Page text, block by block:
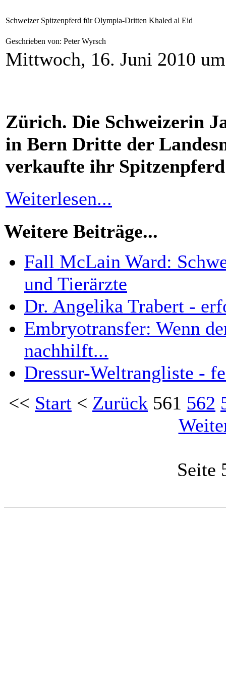
Schweizer Spitzenpferd für Olympia-Dritten Khaled al Eid
Geschrieben von: Peter Wyrsch
Mittwoch, 16. Juni 2010
Zürich. Die Schweizerin
in Bern Dritte der
verkaufte ihr
Weiterlesen...
Weitere Beiträge...
Fall McLain Ward:
und Tierärzte
Dr. Angelika Trabert -
Embryotransfer: Wenn
nachhilft...
Dressur-Weltrangliste -
<< Start < Zurück 561 562
Seite